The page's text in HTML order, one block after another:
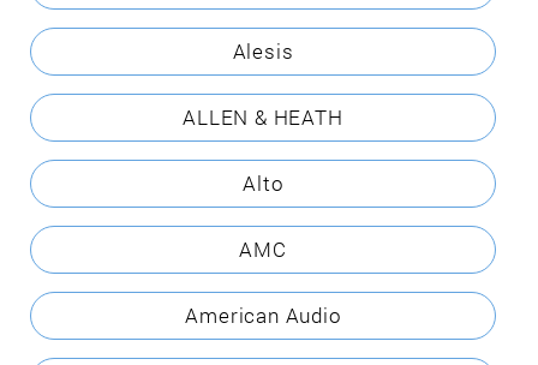
Alesis
ALLEN & HEATH
Alto
AMC
American Audio